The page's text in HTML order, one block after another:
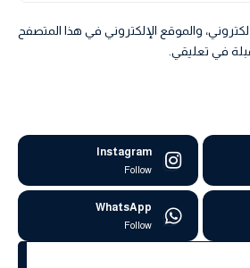
والموقع الإلكتروني في هذا المتصفح
في تعليقي.
Instagram
Follow
WhatsApp
Follow